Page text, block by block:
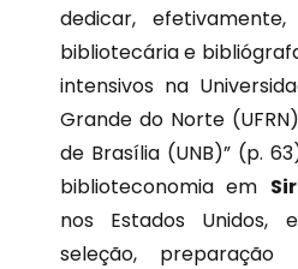
dedicar,
bibliotecária e
intensivos na
Grande do Norte
de Brasília (UNB)” (p.
biblioteconomia em
nos Estados Unidos,
seleção,